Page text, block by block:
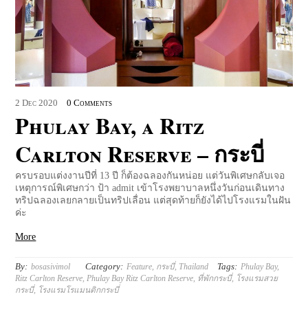
2 Dec 2020 0 Comments
Phulay Bay, a Ritz
Carlton Reserve – กระบี่
ครบรอบแต่งงานปีที่ 13 ปี ก็ต้องฉลองกันหน่อย แต่วันพิเศษกลับเจอ
เหตุการณ์พิเศษกว่า ป้า admit เข้าโรงพยาบาลหนึ่งวันก่อนเดินทาง
ทริปฉลองเลยกลายเป็นทริปเลื่อน แต่สุดท้ายก็ยังได้ไปโรงแรมในฝัน
ค่ะ
More
By: bosasivimol Category: Feature กระบี่, Thailand Tags: Phulay Bay,
Ritz Carlton Reserve Phulay Bay Ritz Carlton Reserve ที่พักกระบี่, โรงแรมสวย
กระบี่, โรงแรมโรแมนติกกระบี่